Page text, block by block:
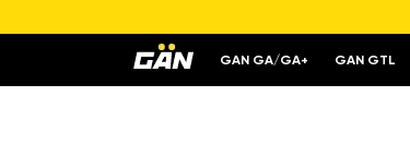
GAN GA/GA+ GAN GTL